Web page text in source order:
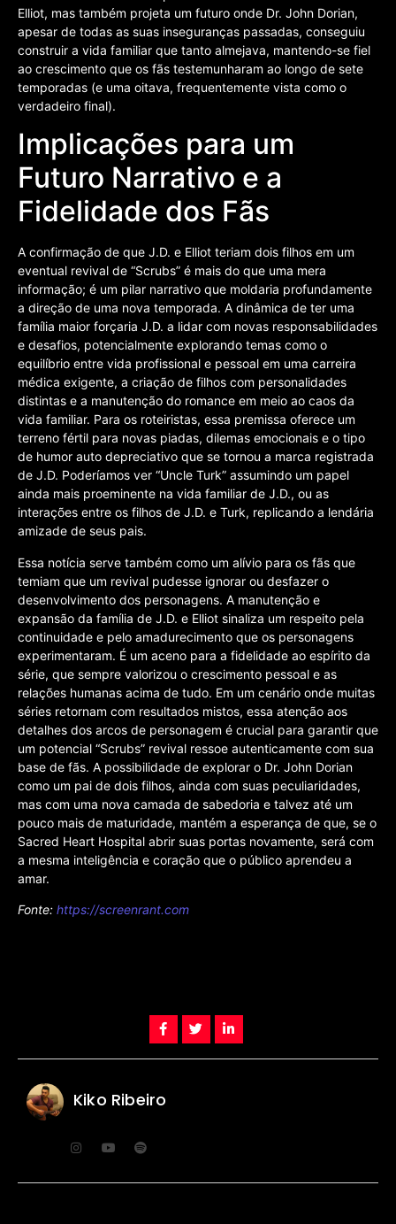
Elliot, mas também projeta um futuro onde Dr. John Dorian,
apesar de todas as suas inseguranças passadas, conseguiu
construir a vida familiar que tanto almejava, mantendo-se fiel
ao crescimento que os fãs testemunharam ao longo de sete
temporadas (e uma oitava, frequentemente vista como o
verdadeiro final).
Implicações para um
Futuro Narrativo e a
Fidelidade dos Fãs
A confirmação de que J.D. e Elliot teriam dois filhos em um
eventual revival de “Scrubs” é mais do que uma mera
informação; é um pilar narrativo que moldaria profundamente
a direção de uma nova temporada. A dinâmica de ter uma
família maior forçaria J.D. a lidar com novas responsabilidades
e desafios, potencialmente explorando temas como o
equilíbrio entre vida profissional e pessoal em uma carreira
médica exigente, a criação de filhos com personalidades
distintas e a manutenção do romance em meio ao caos da
vida familiar. Para os roteiristas, essa premissa oferece um
terreno fértil para novas piadas, dilemas emocionais e o tipo
de humor auto depreciativo que se tornou a marca registrada
de J.D. Poderíamos ver “Uncle Turk” assumindo um papel
ainda mais proeminente na vida familiar de J.D., ou as
interações entre os filhos de J.D. e Turk, replicando a lendária
amizade de seus pais.
Essa notícia serve também como um alívio para os fãs que
temiam que um revival pudesse ignorar ou desfazer o
desenvolvimento dos personagens. A manutenção e
expansão da família de J.D. e Elliot sinaliza um respeito pela
continuidade e pelo amadurecimento que os personagens
experimentaram. É um aceno para a fidelidade ao espírito da
série, que sempre valorizou o crescimento pessoal e as
relações humanas acima de tudo. Em um cenário onde muitas
séries retornam com resultados mistos, essa atenção aos
detalhes dos arcos de personagem é crucial para garantir que
um potencial “Scrubs” revival ressoe autenticamente com sua
base de fãs. A possibilidade de explorar o Dr. John Dorian
como um pai de dois filhos, ainda com suas peculiaridades,
mas com uma nova camada de sabedoria e talvez até um
pouco mais de maturidade, mantém a esperança de que, se o
Sacred Heart Hospital abrir suas portas novamente, será com
a mesma inteligência e coração que o público aprendeu a
amar.
Fonte: https://screenrant.com
Kiko Ribeiro